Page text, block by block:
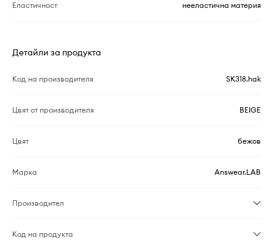
Еластичност нееластична материя
Детайли за продукта
Код на производителя SK318.hak
Цвят от производителя BEIGE
Цвят бежов
Марка Answear.LAB
Производител
Код на продукта